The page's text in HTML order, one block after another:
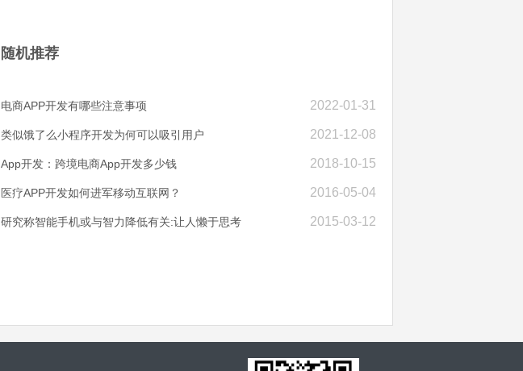
随机推荐
2022-01-31
电商APP开发有哪些注意事项
2021-12-08
类似饿了么小程序开发为何可以吸引用户
2018-10-15
App开发：跨境电商App开发多少钱
2016-05-04
医疗APP开发如何进军移动互联网？
2015-03-12
研究称智能手机或与智力降低有关:让人懒于思考